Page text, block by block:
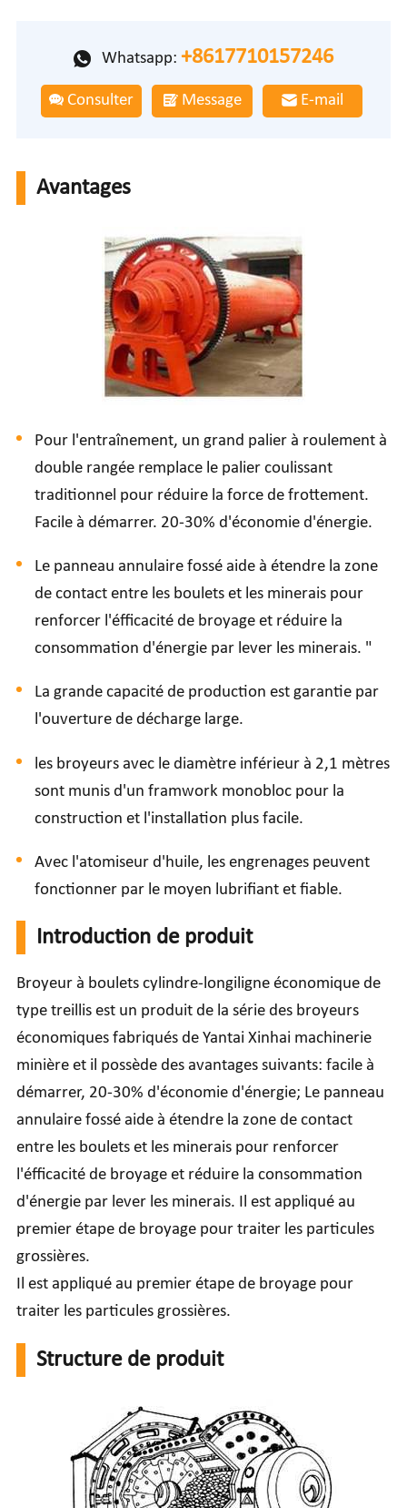
Whatsapp: +8617710157246
Consulter Message E-mail
Avantages
Pour l'entraînement, un grand palier à roulement à
double rangée remplace le palier coulissant
traditionnel pour réduire la force de frottement.
Facile à démarrer. 20-30% d'économie d'énergie.
Le panneau annulaire fossé aide à étendre la zone
de contact entre les boulets et les minerais pour
renforcer l'éfficacité de broyage et réduire la
consommation d'énergie par lever les minerais. "
La grande capacité de production est garantie par
l'ouverture de décharge large.
les broyeurs avec le diamètre inférieur à 2,1 mètres
sont munis d'un framwork monobloc pour la
construction et l'installation plus facile.
Avec l'atomiseur d'huile, les engrenages peuvent
fonctionner par le moyen lubrifiant et fiable.
Introduction de produit
Broyeur à boulets cylindre-longiligne économique de
type treillis est un produit de la série des broyeurs
économiques fabriqués de Yantai Xinhai machinerie
minière et il possède des avantages suivants: facile à
démarrer, 20-30% d'économie d'énergie; Le panneau
annulaire fossé aide à étendre la zone de contact
entre les boulets et les minerais pour renforcer
l'éfficacité de broyage et réduire la consommation
d'énergie par lever les minerais. Il est appliqué au
premier étape de broyage pour traiter les particules
grossières.
Il est appliqué au premier étape de broyage pour
traiter les particules grossières.
Structure de produit